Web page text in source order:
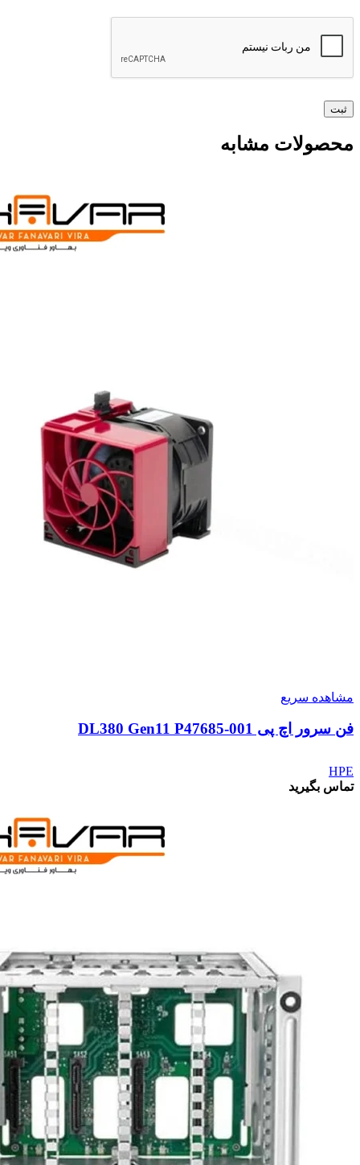
محصولات مشابه
مشاهده سریع
فن سرور اچ پی DL380 Gen11 P47685-001
HPE
تماس بگیرید